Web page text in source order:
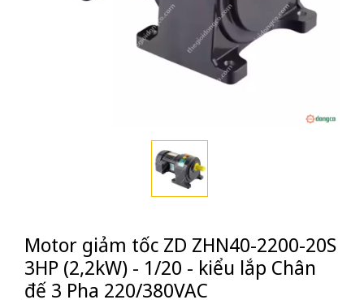
Motor giảm tốc ZD ZHN40-2200-20S
3HP (2,2kW) - 1/20 - kiểu lắp Chân
đế 3 Pha 220/380VAC